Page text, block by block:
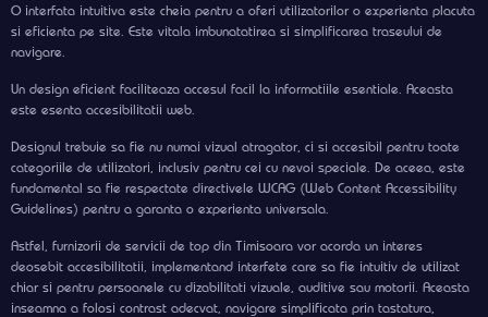
O interfata intuitiva este cheia pentru a oferi utilizatorilor o experienta placuta
si eficienta pe site. Este vitala imbunatatirea si simplificarea traseului de
navigare.
Un design eficient faciliteaza accesul facil la informatiile esentiale. Aceasta
este esenta accesibilitatii web.
Designul trebuie sa fie nu numai vizual atragator, ci si accesibil pentru toate
categoriile de utilizatori, inclusiv pentru cei cu nevoi speciale. De aceea, este
fundamental sa fie respectate directivele WCAG (Web Content Accessibility
Guidelines) pentru a garanta o experienta universala.
Astfel, furnizorii de servicii de top din Timisoara vor acorda un interes
deosebit accesibilitatii, implementand interfete care sa fie intuitiv de utilizat
chiar si pentru persoanele cu dizabilitati vizuale, auditive sau motorii. Aceasta
inseamna a folosi contrast adecvat, navigare simplificata prin tastatura,